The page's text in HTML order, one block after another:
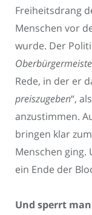
Freiheitsdrang
Menschen vor
wurde. Der
Rede, in der er
preiszugeben“,
anzustimmen.
bringen klar
Menschen ging.
ein Ende der
Und sperrt